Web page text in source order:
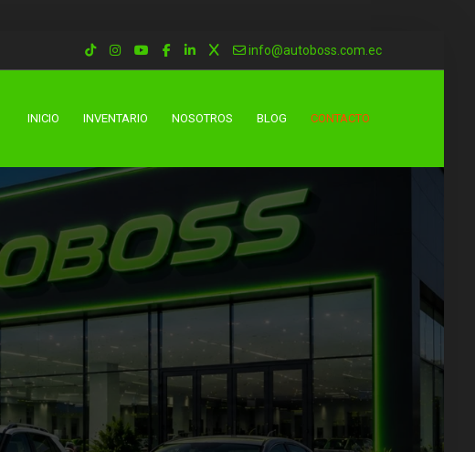
info@autoboss.com.ec
INICIO INVENTARIO NOSOTROS BLOG CONTACTO